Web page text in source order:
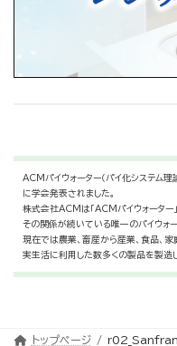
ACMパイウォーター（パイ化システム
に学会発表されました。
株式会社ACMは「ACMパイウォーター
その関係が続いている唯一のパイウォ
現在では農業、畜産から産業、食品、
実生活に利用した数多くの製品を製造し
トップページ